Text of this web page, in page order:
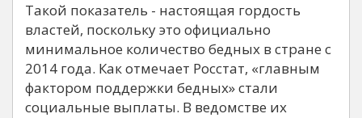
Такой показатель - настоящая гордость
властей, поскольку это официально
минимальное количество бедных в стране с
2014 года. Как отмечает Росстат, «главным
фактором поддержки бедных» стали
социальные выплаты. В ведомстве их